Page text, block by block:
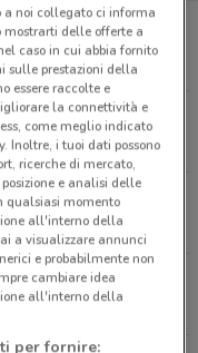
a noi collegato ci informa
delle offerte a
caso in cui abbia fornito
sulle prestazioni della
essere raccolte e
la connettività e
come meglio indicato
Inoltre, i tuoi dati possono
ricerche di mercato,
e analisi delle
qualsiasi momento
all'interno della
a visualizzare annunci
e probabilmente non
cambiare idea
all'interno della
per fornire: